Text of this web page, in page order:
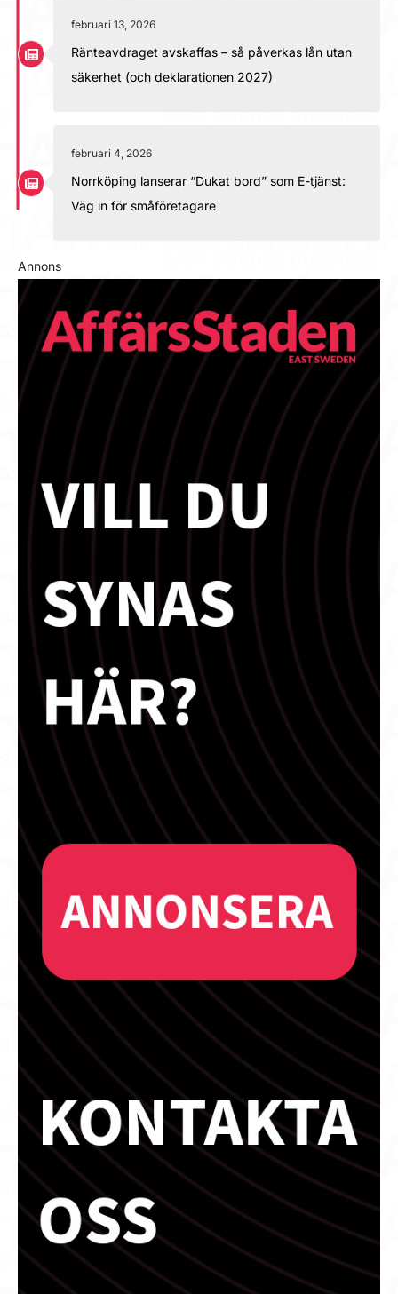
februari 13, 2026
Ränteavdraget avskaffas – så påverkas lån utan
säkerhet (och deklarationen 2027)
februari 4, 2026
Norrköping lanserar “Dukat bord” som E-tjänst:
Väg in för småföretagare
Annons